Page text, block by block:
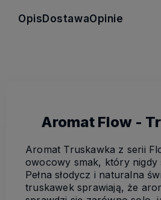
Opis DostawaOpinie
Aromat Flow -
Aromat Truskawka z serii
owocowy smak, który nigdy
Pełna słodycz i naturalna
truskawek sprawiają, że